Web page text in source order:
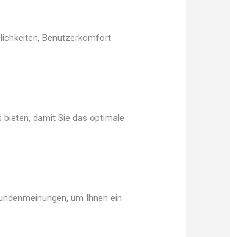
Benutzerkomfort
damit Sie das optimale
um Ihnen ein